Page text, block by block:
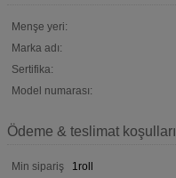
Menşe yeri:
Marka adı:
Sertifika:
Model numarası:
Ödeme & teslimat koşulları
Min sipariş
1roll